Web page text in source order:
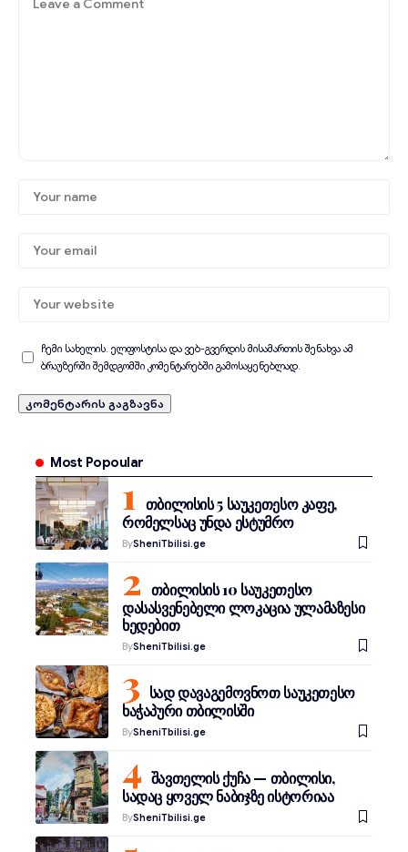
ჩემი სახელის. ელფოსტისა და ვებ-გვერდის მისამართის შენახვა ამ
ბრაუზერში შემდგომში კომენტარებში გამოსაყენებლად.
Most Popoular
თბილისის 5 საუკეთესო კაფე,
რომელსაც უნდა ესტუმრო
BySheniTbilisi.ge
თბილისის 10 საუკეთესო
დასასვენებელი ლოკაცია ულამაზესი
ხედებით
BySheniTbilisi.ge
სად დავაგემოვნოთ საუკეთესო
ხაჭაპური თბილისში
BySheniTbilisi.ge
შავთელის ქუჩა — თბილისი,
სადაც ყოველ ნაბიჯზე ისტორიაა
BySheniTbilisi.ge